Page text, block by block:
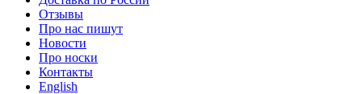
Отзывы
Про нас пишут
Новости
Про носки
Контакты
English